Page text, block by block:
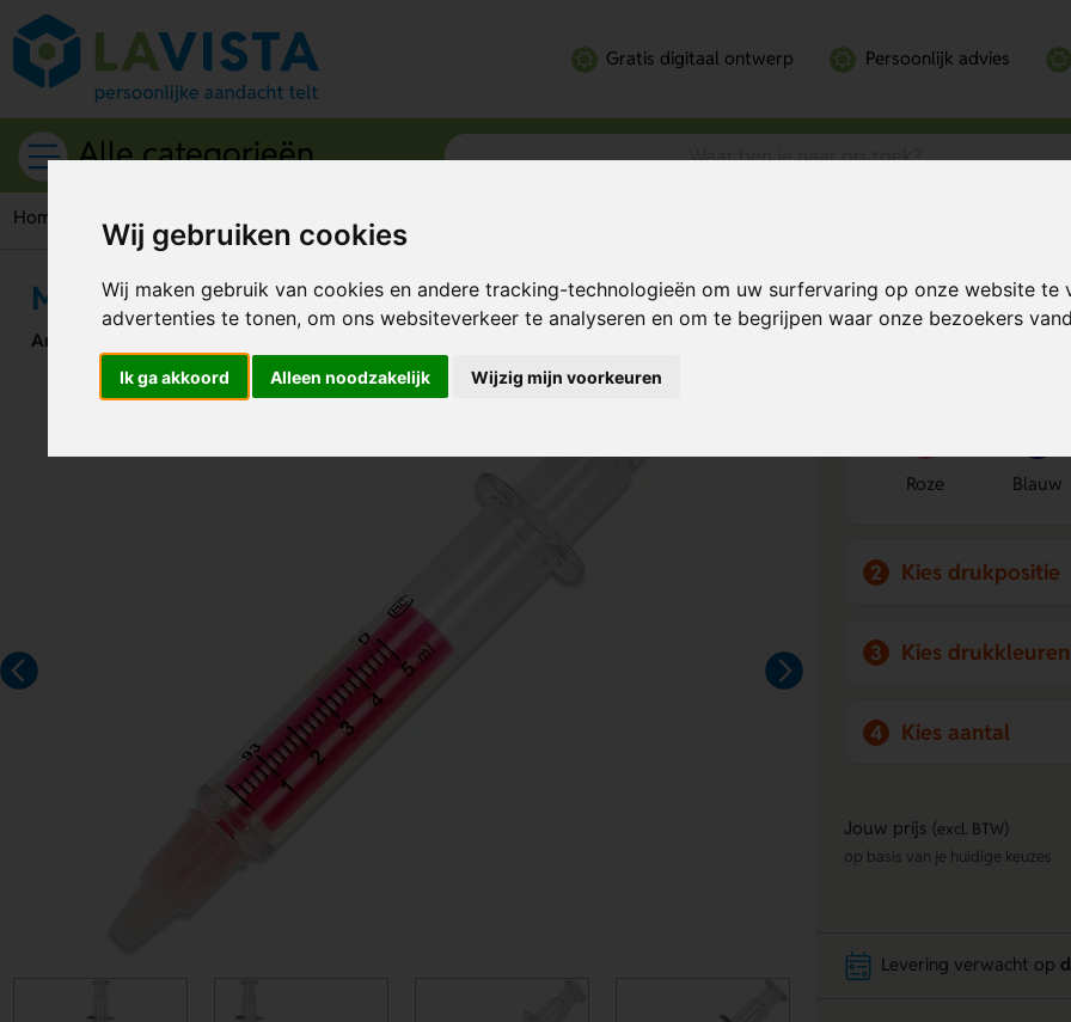
Wij gebruiken cookies
Wij maken gebruik van cookies en andere tracking-technologieën om uw surfervaring op onze website te
advertenties te tonen, om ons websiteverkeer te analyseren en om te begrijpen waar onze bezoekers
Ik ga akkoord Alleen noodzakelijk Wijzig mijn voorkeuren
Gratis digitaal ontwerp Persoonlijk advies
Alle categorieën
Home Schrijfwaren Markeerstiften Markeerstift spuit transparant
Markeerstift spuit transparant
Artikelnummer:
Bereken mijn
Roze Blauw
2 Kies drukpositie
3 Kies drukkleuren
4 Kies aantal
Jouw prijs (excl. BTW)
op basis van je huidige keuzes
Levering verwacht op